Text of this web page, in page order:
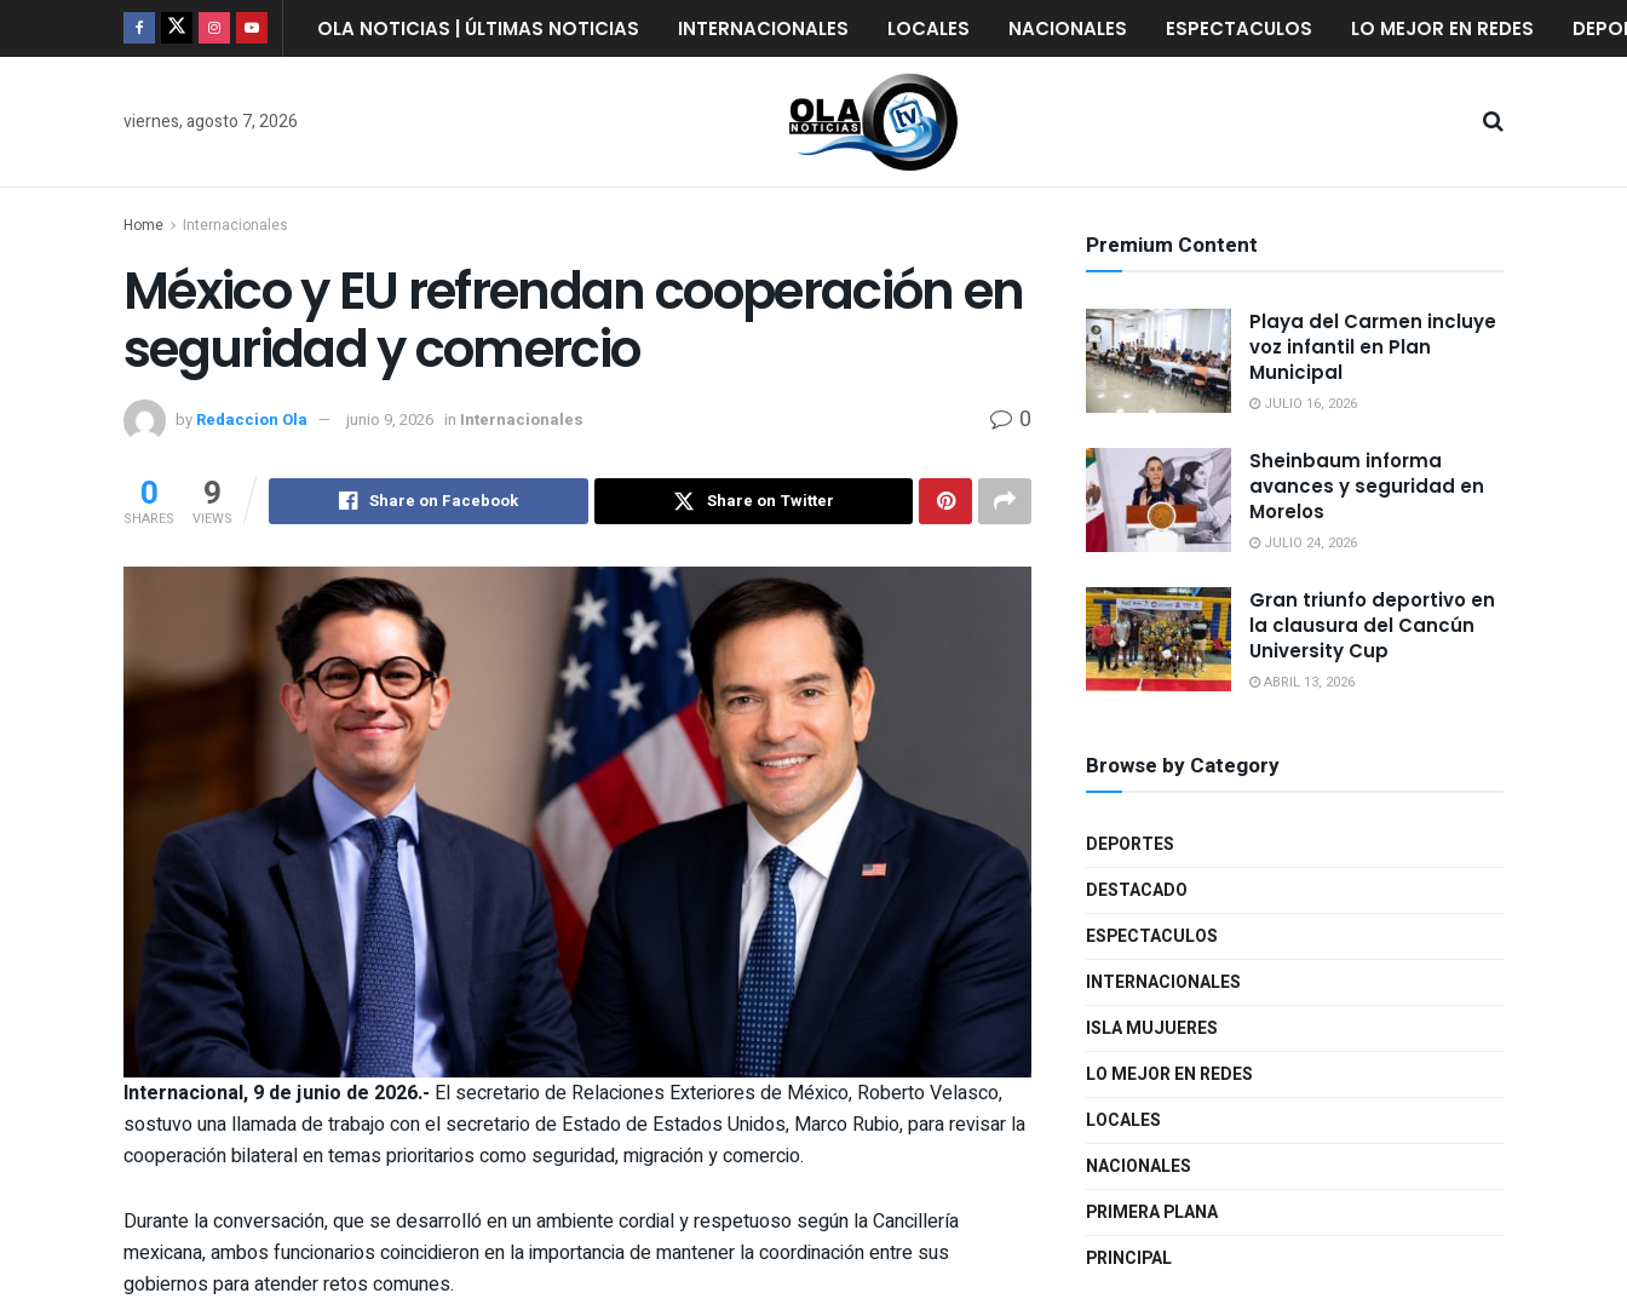
OLA NOTICIAS | ÚLTIMAS NOTICIAS INTERNACIONALES LOCALES NACIONALES ESPECTACULOS LO MEJOR EN REDES
viernes, agosto 7, 2026
Home Internacionales
México y EU refrendan cooperación en
seguridad y comercio
by Redaccion Ola junio 9, 2026 in Internacionales 0
0
SHARES
9
VIEWS
Share on Facebook Share on Twitter
Internacional, 9 de junio de 2026.- El secretario de Relaciones Exteriores de México, Roberto Velasco,
sostuvo una llamada de trabajo con el secretario de Estado de Estados Unidos, Marco Rubio, para revisar la
cooperación bilateral en temas prioritarios como seguridad, migración y comercio.
Durante la conversación, que se desarrolló en un ambiente cordial y respetuoso según la Cancillería
mexicana, ambos funcionarios coincidieron en la importancia de mantener la coordinación entre sus
gobiernos para atender retos comunes.
Premium Content
Playa del Carmen incluye
voz infantil en Plan
Municipal
JULIO 16, 2026
Sheinbaum informa
avances y seguridad en
Morelos
JULIO 24, 2026
Gran triunfo deportivo en
la clausura del Cancún
University Cup
ABRIL 13, 2026
Browse by Category
DEPORTES
DESTACADO
ESPECTACULOS
INTERNACIONALES
ISLA MUJUERES
LO MEJOR EN REDES
LOCALES
NACIONALES
PRIMERA PLANA
PRINCIPAL